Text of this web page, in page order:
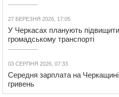
27 БЕРЕЗНЯ 2026, 17:05
У Черкасах планують
громадському транспорті
03 СЕРПНЯ 2026, 07:33
Середня зарплата на
гривень